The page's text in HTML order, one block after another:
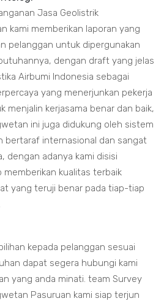
Jasa Geolistrik
kami memberikan laporan yang
pelanggan untuk dipergunakan
dengan draft yang jelas
Airbumi Indonesia sebagai
yang menerjunkan pekerja
menjalin kerjasama benar dan baik,
ini juga didukung oleh sistem
bertaraf internasional dan sangat
dengan adanya kami disisi
memberikan kualitas terbaik
yang teruji benar pada tiap-tiap
kepada pelanggan sesuai
dapat segera hubungi kami
yang anda minati. team Survey
Pasuruan kami siap terjun